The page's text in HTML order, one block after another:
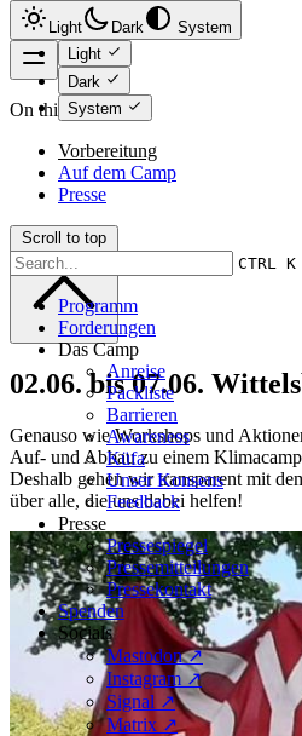
Light Dark
System
Light
Dark
System
CTRL K
Programm
Forderungen
Das Camp
Anreise
Packliste
Barrieren
Awareness
Küfa
Unser Konsens
Feedback
Presse
Pressespiegel
Pressemitteilungen
Pressekontakt
Spenden
Socials
Mastodon ↗
Instagram ↗
Signal ↗
Matrix ↗
On this page
Vorbereitung
Auf dem Camp
Presse
Scroll to top
02.06. bis 07.06.
Genauso wie Workshops und
Auf- und Abbau zu einem
Deshalb gehen wir transparent mit
über alle, die uns dabei helfen!